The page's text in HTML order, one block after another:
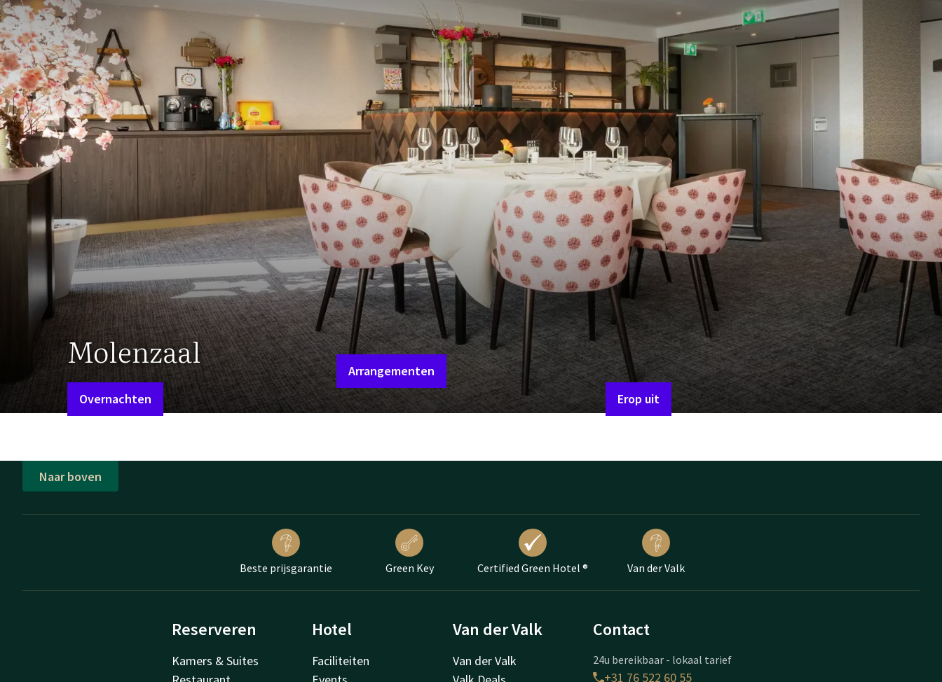
Molenzaal
Breda overnachten
Feestzaal
Hotel zwembad breda
MEER INFORMATIE
Overnachten
Arrangementen
Erop uit
Naar boven
Beste prijsgarantie Green Key Certified Green Hotel ® Van der Valk
Reserveren
Kamers & Suites
Hotel
Faciliteiten
Van der Valk
Van der Valk
Contact
24u bereikbaar - lokaal tarief
+31 76 522 60 55